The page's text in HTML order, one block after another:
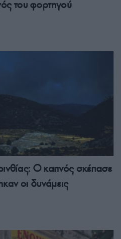
του φορτηγού
Ο καπνός σκέπασε
οι δυνάμεις